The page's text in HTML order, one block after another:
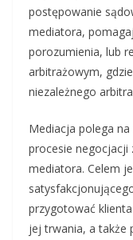
postępowanie
mediatora,
porozumienia, lub
arbitrażowym,
niezależnego
Mediacja polega
procesie
mediatora. Celem
przygotować
jej trwania, a także